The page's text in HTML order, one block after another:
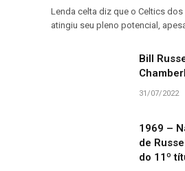
Lenda celta diz que o Celtics dos
atingiu seu pleno potencial,
Bill
31/07/2022
1969 –
de
do 11º